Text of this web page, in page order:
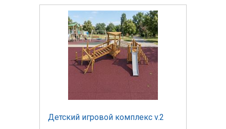
Детский игровой комплекс v.2